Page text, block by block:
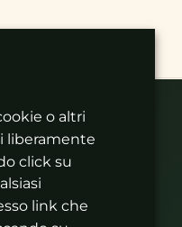
o altri
liberamente
click su
link che